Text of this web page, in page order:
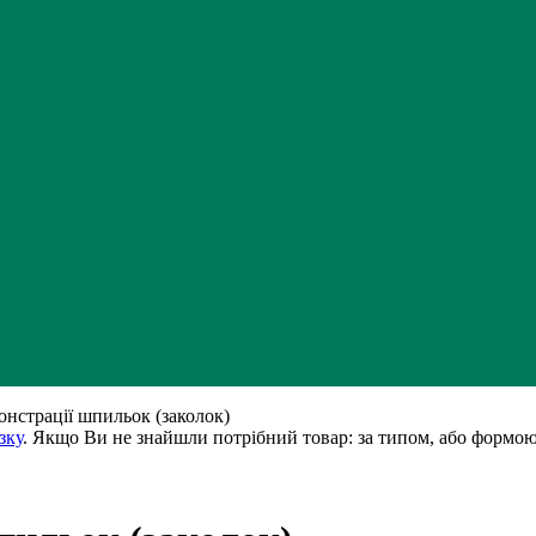
шпильок (заколок)
. Якщо Ви не знайшли потрібний товар: за типом, або